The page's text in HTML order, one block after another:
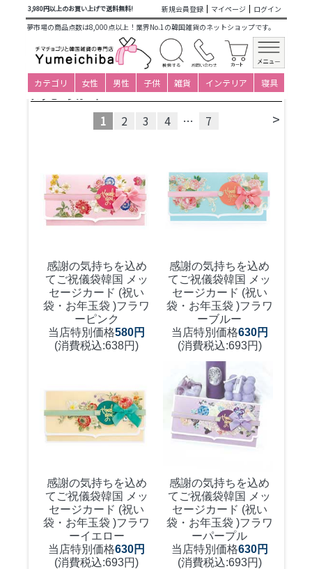
3,980円以上のお買い上げで送料無料! 新規会員登録 マイページ
ログイン
夢市場の商品点数は8,000点以上！業界No.1の韓国雑貨のネットショップです。
カテゴリ 女性 男性 子供 雑貨 インテリア 寝具
商品カテゴリ一覧>韓国雑貨 日用品・文房具> メッセージ
カード
並び替え
メッセージカード
>
1 2 3 4 … 7
感謝の気持ちを込め
てご祝儀袋韓国 メッ
セージカード (祝い
袋・お年玉袋 )フラワ
ーピンク
当店特別価格580円
(消費税込:638円)
感謝の気持ちを込め
てご祝儀袋韓国 メッ
セージカード (祝い
袋・お年玉袋 )フラワ
ーブルー
当店特別価格630円
(消費税込:693円)
感謝の気持ちを込め
てご祝儀袋韓国 メッ
セージカード (祝い
袋・お年玉袋 )フラワ
ーイエロー
当店特別価格630円
(消費税込:693円)
感謝の気持ちを込め
てご祝儀袋韓国 メッ
セージカード (祝い
袋・お年玉袋 )フラワ
ーパープル
当店特別価格630円
(消費税込:693円)